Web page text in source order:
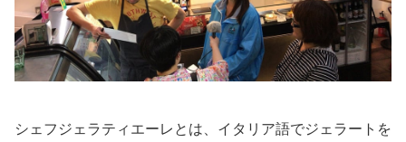
シェフジェラティエーレとは、イタリア語でジェラートを